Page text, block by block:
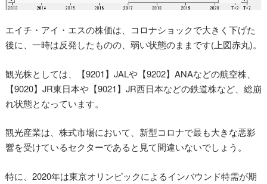
エイチ・アイ・エスの株価は、コロナショックで大きく下げた
後に、一時は反発したものの、弱い状態のままです(上図赤丸)。
観光株としては、【9201】JALや【9202】ANAなどの航空株、
【9020】JR東日本や【9021】JR西日本などの鉄道株など、総崩
れ状態となっています。
観光産業は、株式市場において、新型コロナで最も大きな悪影
響を受けているセクターであると見て間違いないでしょう。
特に、2020年は東京オリンピックによるインバウンド特需が期